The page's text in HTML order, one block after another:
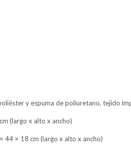
y espuma de poliuretano, tejido
(largo x alto x ancho)
44 × 18 cm (largo x alto x ancho)